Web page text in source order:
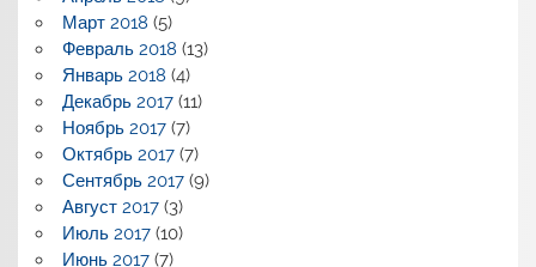
Март 2018 (5)
Февраль 2018 (13)
Январь 2018 (4)
Декабрь 2017(11)
Ноябрь 2017(7)
Октябрь 2017(7)
Сентябрь 2017(9)
Август 2017(3)
Июль 2017(10)
Июнь 2017(7)